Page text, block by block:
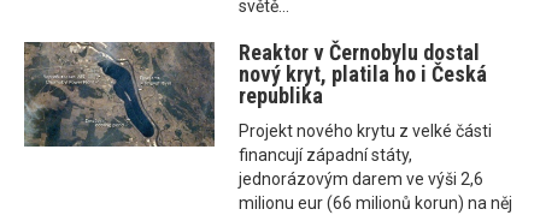
světě...
Reaktor v Černobylu dostal
nový kryt, platila ho i Česká
republika
Projekt nového krytu z velké části
financují západní státy,
jednorázovým darem ve výši 2,6
milionu eur (66 milionů korun) na něj